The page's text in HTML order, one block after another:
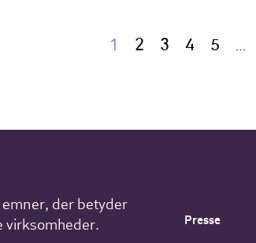
1 2 3 4 5 …
der betyder
virksomheder.
Presse